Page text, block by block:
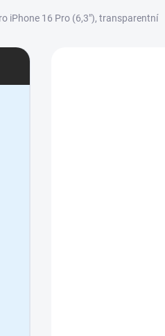
iPhone 16 Pro (6,3"), transparentní